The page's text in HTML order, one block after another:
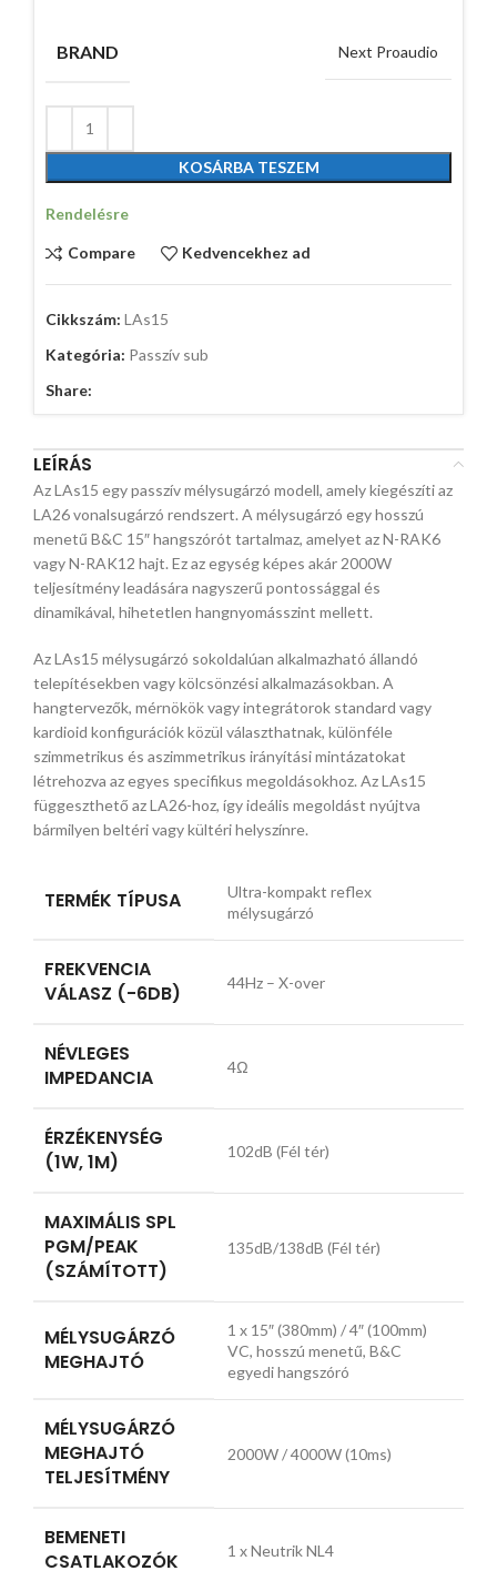
BRAND Next Proaudio
KOSÁRBA TESZEM
Rendelésre
Compare Kedvencekhez ad
Cikkszám: LAs15
Kategória: Passzív sub
Share:
LEÍRÁS
Az LAs15 egy passzív mélysugárzó modell, amely kiegészíti az
LA26 vonalsugárzó rendszert. A mélysugárzó egy hosszú
menetű B&C 15″ hangszórót tartalmaz, amelyet az N-RAK6
vagy N-RAK12 hajt. Ez az egység képes akár 2000W
teljesítmény leadására nagyszerű pontossággal és
dinamikával, hihetetlen hangnyomásszint mellett.
Az LAs15 mélysugárzó sokoldalúan alkalmazható állandó
telepítésekben vagy kölcsönzési alkalmazásokban. A
hangtervezők, mérnökök vagy integrátorok standard vagy
kardioid konfigurációk közül választhatnak, különféle
szimmetrikus és aszimmetrikus irányítási mintázatokat
létrehozva az egyes specifikus megoldásokhoz. Az LAs15
függeszthető az LA26-hoz, így ideális megoldást nyújtva
bármilyen beltéri vagy kültéri helyszínre.
TERMÉK TÍPUSA
Ultra-kompakt reflex
mélysugárzó
FREKVENCIA
VÁLASZ (-6DB)
44Hz – X-over
NÉVLEGES
IMPEDANCIA
4Ω
ÉRZÉKENYSÉG
(1W, 1M)
102dB (Fél tér)
MAXIMÁLIS SPL
PGM/PEAK
(SZÁMÍTOTT)
135dB/138dB (Fél tér)
MÉLYSUGÁRZÓ
MEGHAJTÓ
1 x 15″ (380mm) / 4″ (100mm)
VC, hosszú menetű, B&C
egyedi hangszóró
MÉLYSUGÁRZÓ
MEGHAJTÓ
TELJESÍTMÉNY
2000W / 4000W (10ms)
BEMENETI
CSATLAKOZÓK
1 x Neutrik NL4